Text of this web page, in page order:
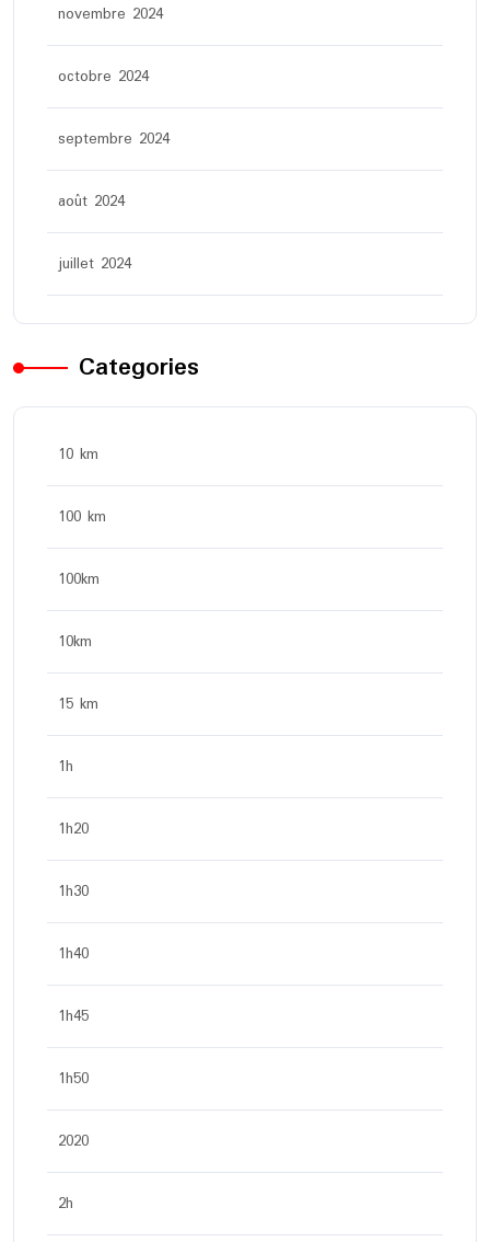
novembre 2024
octobre 2024
septembre 2024
août 2024
juillet 2024
Categories
10 km
100 km
100km
10km
15 km
1h
1h20
1h30
1h40
1h45
1h50
2020
2h